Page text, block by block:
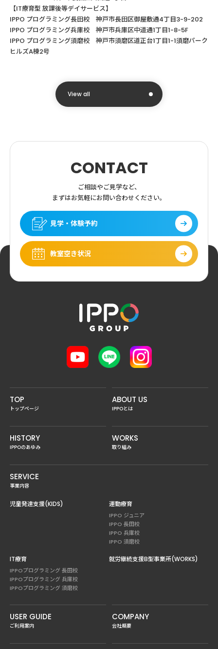
【IT療育型放課後等デイサービス】
IPPO プログラミング長田校 神戸市長田区御屋敷通4丁目3-9-202
IPPO プログラミング兵庫校 神戸市兵庫区中道通1丁目1-8-5F
IPPO プログラミング須磨校 神戸市須磨区道正台1丁目1-1須磨パーク
ヒルズA棟2号
View all
CONTACT
ご相談やご見学など、
まずはお気軽にお問い合わせください。
見学・体験予約
教室空き状況
TOP
トップページ
ABOUT US
IPPOとは
HISTORY
IPPOのあゆみ
WORKS
取り組み
SERVICE
事業内容
児童発達支援(KIDS) 運動療育
IPPO ジュニア
IPPO 長田校
IPPO 兵庫校
IPPO 須磨校
IT療育
IPPOプログラミング 長田校
IPPOプログラミング 兵庫校
IPPOプログラミング 須磨校
就労継続支援B型事業所(WORKS)
USER GUIDE
ご利用案内
COMPANY
会社概要